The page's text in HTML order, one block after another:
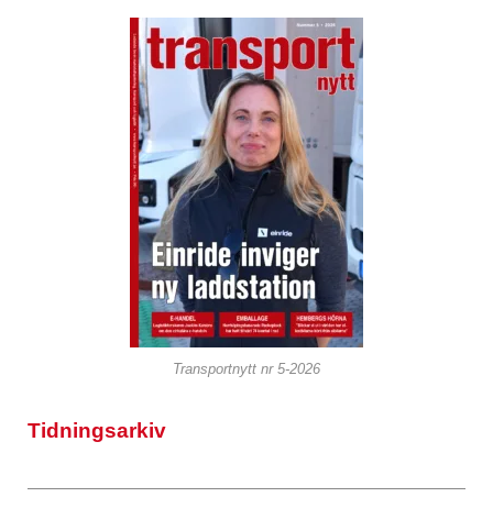
Transportnytt nr 5-2026
Tidningsarkiv